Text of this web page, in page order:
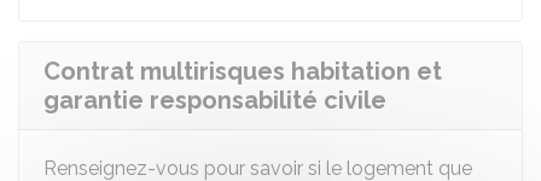
Contrat multirisques habitation et
garantie responsabilité civile
Renseignez-vous pour savoir si le logement que